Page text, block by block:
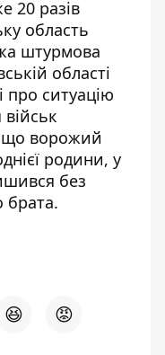
20 разів
область
штурмова
області
про ситуацію
що ворожий
родини, у
без
брата.
😆 😡